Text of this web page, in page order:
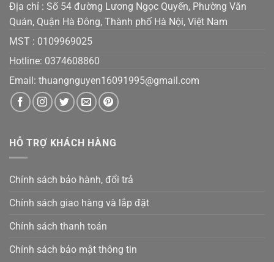
Địa chỉ : Số 54 đường Lương Ngọc Quyến, Phường Văn
Quán, Quận Hà Đông, Thành phố Hà Nội, Việt Nam
MST : 0109969025
Hotline: 0374608860
Email: thuangnguyen16091995@gmail.com
HỖ TRỢ KHÁCH HÀNG
Chính sách bảo hành, đổi trả
Chính sách giao hàng và lắp đặt
Chính sách thanh toán
Chính sách bảo mật thông tin